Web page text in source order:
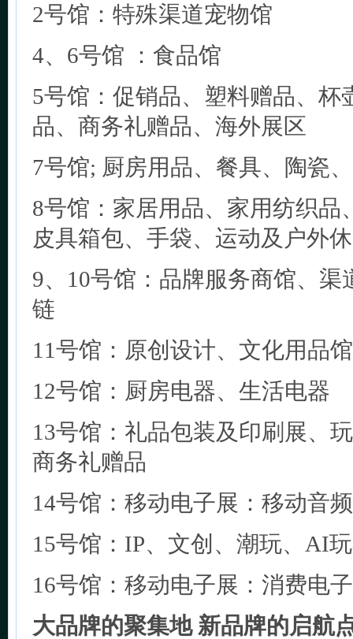
2号馆：特殊渠道宠物馆
4、6号馆 ：食品馆
5号馆：促销品、塑料赠品、杯
品、商务礼赠品、海外展区
7号馆; 厨房用品、餐具、陶瓷
8号馆：家居用品、家用纺织品
皮具箱包、手袋、运动及户外
9、10号馆：品牌服务商馆、渠
链
11号馆：原创设计、文化用品馆
12号馆：厨房电器、生活电器
13号馆：礼品包装及印刷展、
商务礼赠品
14号馆：移动电子展：移动音
15号馆：IP、文创、潮玩、AI
16号馆：移动电子展：消费电
大品牌的聚集地 新品牌的启航